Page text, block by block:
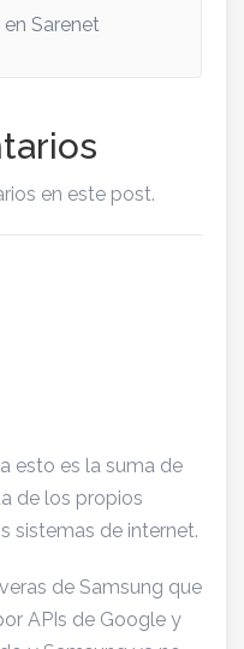
en Sarenet
en este post.
esto es la suma de
de los propios
sistemas de internet.
de Samsung que
APIs de Google y